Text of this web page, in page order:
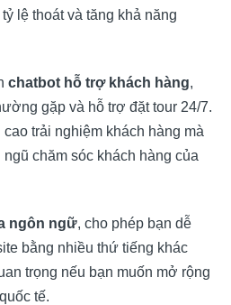
lệ thoát và tăng khả năng
chatbot hỗ trợ khách hàng,
gặp và hỗ trợ đặt tour 24/7.
trải nghiệm khách hàng mà
chăm sóc khách hàng của
ngôn ngữ, cho phép bạn dễ
bằng nhiều thứ tiếng khác
trọng nếu bạn muốn mở rộng
tế.